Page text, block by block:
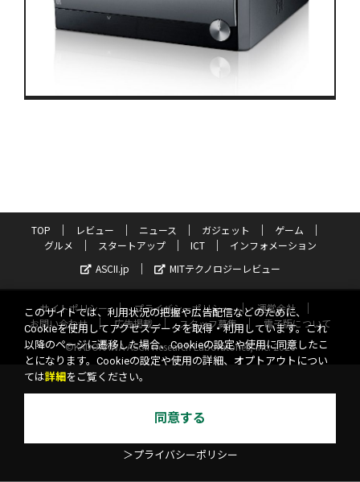
TOP レビュー ニュース ガジェット
ゲーム
グルメ
スタートアップ ICT
インフォメーション
ASCII.jp
MITテクノロジーレビュー
サイトポリシー プライバシーポリシー
運営会社
お問い合わせ
広告掲載 スタッフ募集
電子版について
©KADOKAWA ASCII Research Laboratories, Inc. 2026
このサイトでは、利用状況の把握や広告配信などのために、
Cookieを使用してアクセスデータを取得・利用しています。これ
以降のページに遷移した場合、Cookieの設定や使用に同意したこ
とになります。Cookieの設定や使用の詳細、オプトアウトについ
ては詳細 をご覧ください。
同意する
＞プライバシーポリシー